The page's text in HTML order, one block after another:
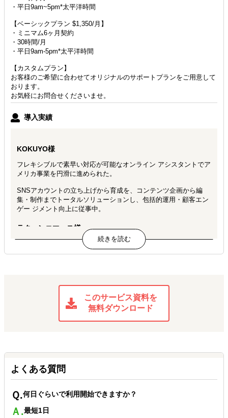
・平日9am~5pm*太平洋時間
【ベーシックプラン $1,350/月】
・ミニマム6ヶ月契約
・30時間/月
・平日9am-5pm*太平洋時間
【カスタムプラン】
お客様のご希望に合わせてオリジナルのサポートプランをご用意して
おります。
お気軽にお問合せくださいませ。
導入実績
KOKUYO様
フレキシブルで素早い対応が可能なオンライン アシスタントでア
メリカ事業を円滑に進められた。
SNSアカウントの立ち上げから育成を、コンテンツ企画から編
集・制作までトータルソリューションし、包括的運用・顧客エン
ゲー ジメント向上に従事中。
ラクーンコマース様
アメリカで骨組みを作る企画段階から相談でき、ディレクショ
ン されたブログ記事などコンテンツ数が圧倒的に増加。 共に試
課題を整理し、米国事業の現状を明確にしてから進むべき方 向性
を提案。限られた予算の中で細かいトライアル&エラーを 重ね、
販売件数・サブスク件数も最高値を更新中。
GREEN HOUSE様
アメリカでの輸入者対応・倉庫機能からAmazon 販売支援ま
で、 クライアントは日本法人からの遠隔で全てワンストップで完
結。
このサービス資料を
無料ダウンロード
よくある質問
Ｑ.何日ぐらいで利用開始できますか？
Ａ.最短1日